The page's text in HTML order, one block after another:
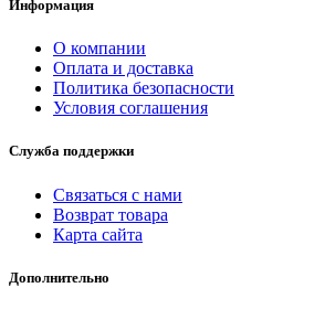
Информация
О компании
Оплата и доставка
Политика безопасности
Условия соглашения
Служба поддержки
Связаться с нами
Возврат товара
Карта сайта
Дополнительно